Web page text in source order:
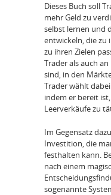
Dieses Buch soll
mehr Geld zu
selbst lernen und
entwickeln, die zu
zu ihren Zielen
Trader als auch
sind, in den
Trader wählt
indem er bereit
Leerverkäufe zu
Im Gegensatz
Investition, die
festhalten kann.
nach einem
sogenannte